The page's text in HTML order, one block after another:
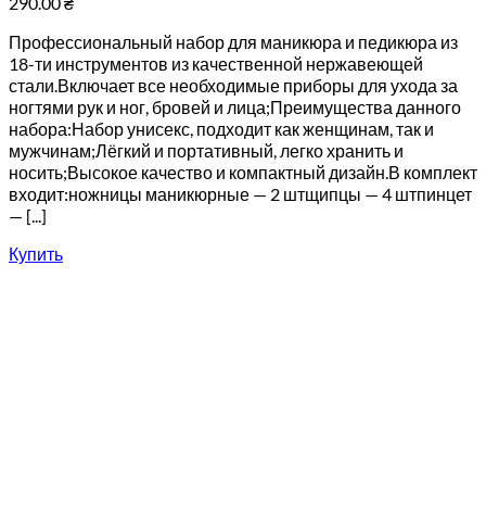
Профессиональный набор для маникюра и педикюра из
18-ти инструментов из качественной нержавеющей
стали.Включает все необходимые приборы для ухода за
ногтями рук и ног, бровей и лица;Преимущества данного
набора:Набор унисекс, подходит как женщинам, так и
мужчинам;Лёгкий и портативный, легко хранить и
носить;Высокое качество и компактный дизайн.В комплект
входит:ножницы маникюрные — 2 штщипцы — 4 штпинцет
— [...]
Купить